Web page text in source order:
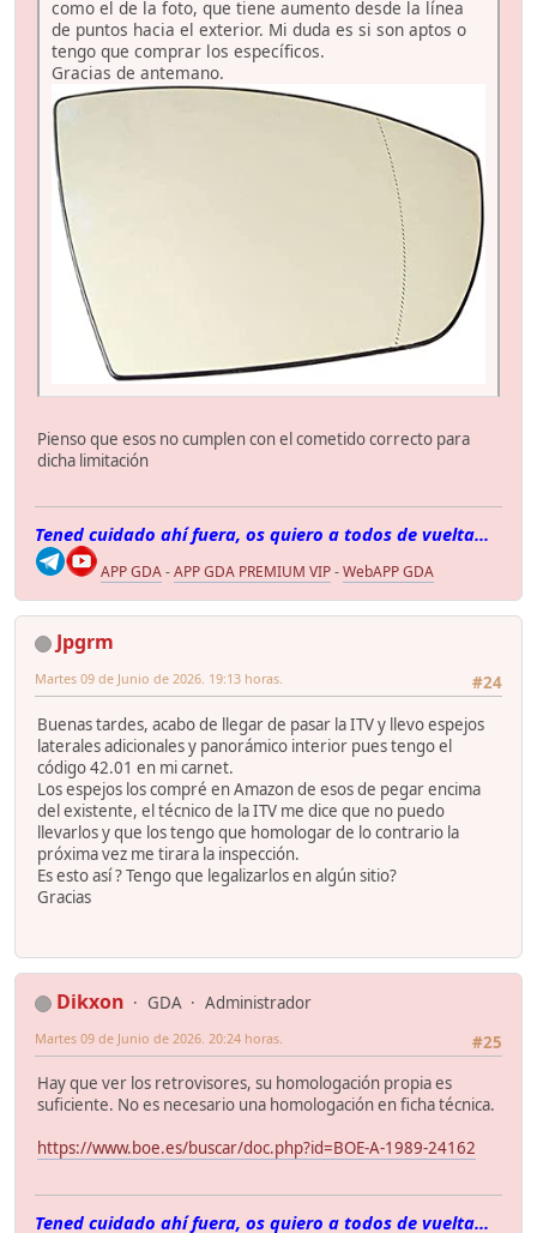
como el de la foto, que tiene aumento desde la línea
de puntos hacia el exterior. Mi duda es si son aptos o
tengo que comprar los específicos.
Gracias de antemano.
Pienso que esos no cumplen con el cometido correcto para
dicha limitación
Tened cuidado ahí fuera, os quiero a todos de vuelta...
APP GDA-APP GDA PREMIUM VIP-WebAPP GDA
Jpgrm
#24
Martes 09 de Junio de 2026. 19:13 horas.
Buenas tardes, acabo de llegar de pasar la ITV y llevo espejos
laterales adicionales y panorámico interior pues tengo el
código 42.01 en mi carnet.
Los espejos los compré en Amazon de esos de pegar encima
del existente, el técnico de la ITV me dice que no puedo
llevarlos y que los tengo que homologar de lo contrario la
próxima vez me tirara la inspección.
Es esto así ? Tengo que legalizarlos en algún sitio?
Gracias
Dikxon GDA
Administrador
#25
Martes 09 de Junio de 2026. 20:24 horas.
Hay que ver los retrovisores, su homologación propia es
suficiente. No es necesario una homologación en ficha técnica.
https://www.boe.es/buscar/doc.php?id=BOE-A-1989-24162
Tened cuidado ahí fuera, os quiero a todos de vuelta...